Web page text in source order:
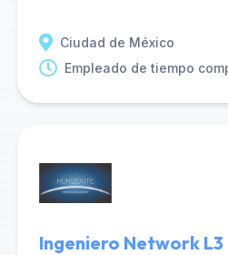
Ciudad de México
Empleado de tiempo
Ingeniero Network L3